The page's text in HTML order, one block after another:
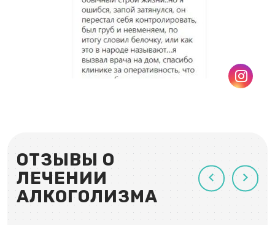
ОТЗЫВЫ О
ЛЕЧЕНИИ
АЛКОГОЛИЗМА